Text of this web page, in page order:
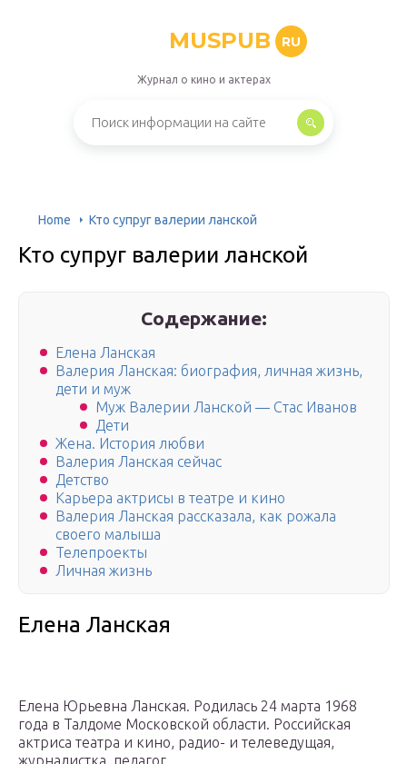
MUSPUB RU
Журнал о кино и актерах
Home Кто супруг валерии ланской
Кто супруг валерии ланской
Содержание:
Елена Ланская
Валерия Ланская: биография, личная жизнь,
дети и муж
Муж Валерии Ланской — Стас Иванов
Дети
Жена. История любви
Валерия Ланская сейчас
Детство
Карьера актрисы в театре и кино
Валерия Ланская рассказала, как рожала
своего малыша
Телепроекты
Личная жизнь
Елена Ланская
Елена Юрьевна Ланская. Родилась 24 марта 1968
года в Талдоме Московской области. Российская
актриса театра и кино, радио- и телеведущая,
журналистка, педагог.